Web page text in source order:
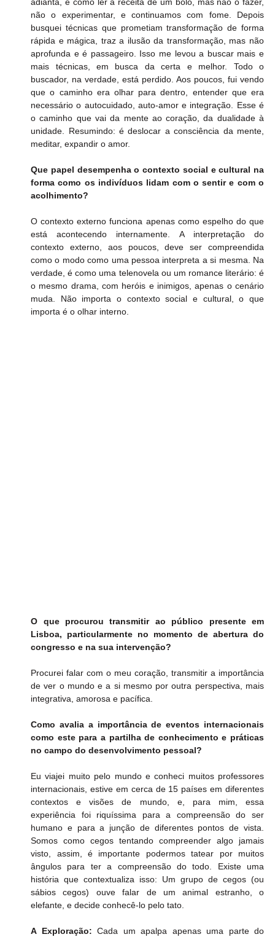
não o experimentar, e continuamos com fome. Depois
busquei técnicas que prometiam transformação de forma
rápida e mágica, traz a ilusão da transformação, mas não
aprofunda e é passageiro. Isso me levou a buscar mais e
mais técnicas, em busca da certa e melhor. Todo o
buscador, na verdade, está perdido. Aos poucos, fui vendo
que o caminho era olhar para dentro, entender que era
necessário o autocuidado, auto-amor e integração. Esse é
o caminho que vai da mente ao coração, da dualidade à
unidade. Resumindo: é deslocar a consciência da mente,
meditar, expandir o amor.
Que papel desempenha o contexto social e cultural na
forma como os indivíduos lidam com o sentir e com o
acolhimento?
O contexto externo funciona apenas como espelho do que
está acontecendo internamente. A interpretação do
contexto externo, aos poucos, deve ser compreendida
como o modo como uma pessoa interpreta a si mesma. Na
verdade, é como uma telenovela ou um romance literário: é
o mesmo drama, com heróis e inimigos, apenas o cenário
muda. Não importa o contexto social e cultural, o que
importa é o olhar interno.
O que procurou transmitir ao público presente em
Lisboa, particularmente no momento de abertura do
congresso e na sua intervenção?
Procurei falar com o meu coração, transmitir a importância
de ver o mundo e a si mesmo por outra perspectiva, mais
integrativa, amorosa e pacífica.
Como avalia a importância de eventos internacionais
como este para a partilha de conhecimento e práticas
no campo do desenvolvimento pessoal?
Eu viajei muito pelo mundo e conheci muitos professores
internacionais, estive em cerca de 15 países em diferentes
contextos e visões de mundo, e, para mim, essa
experiência foi riquíssima para a compreensão do ser
humano e para a junção de diferentes pontos de vista.
Somos como cegos tentando compreender algo jamais
visto, assim, é importante podermos tatear por muitos
ângulos para ter a compreensão do todo. Existe uma
história que contextualiza isso: Um grupo de cegos (ou
sábios cegos) ouve falar de um animal estranho, o
elefante, e decide conhecê-lo pelo tato.
A Exploração: Cada um apalpa apenas uma parte do